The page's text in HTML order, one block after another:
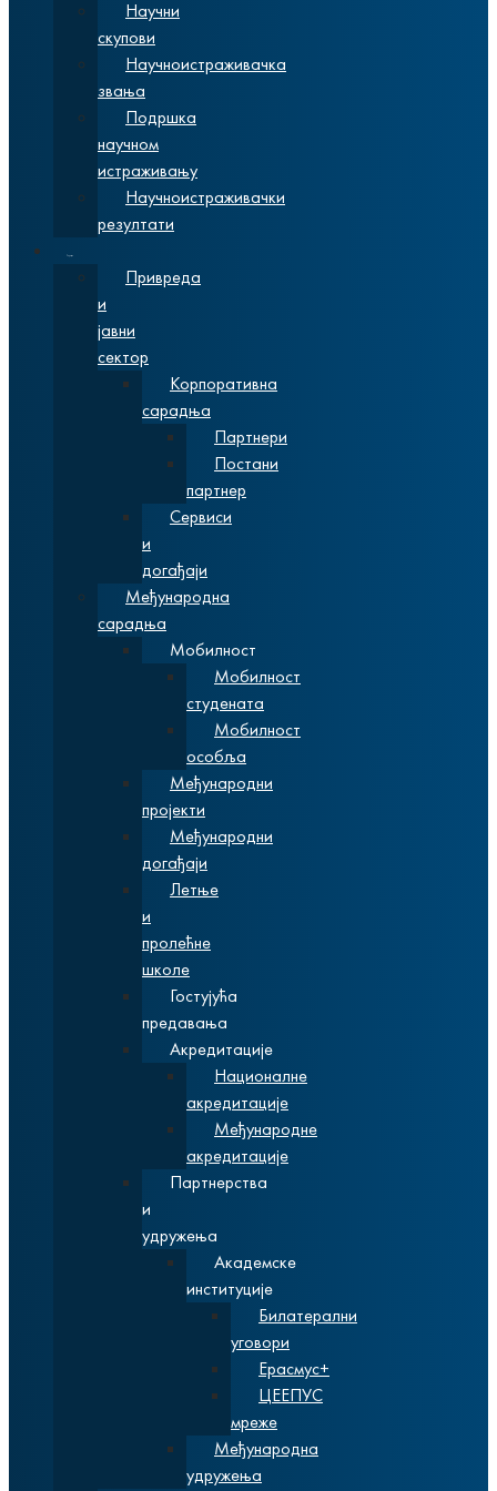
Научни
скупови
Научноистраживачка
звања
Подршка
научном
истраживању
Научноистраживачки
резултати
Привреда
и
јавни
сектор
Корпоративна
сарадња
Партнери
Постани
партнер
Сервиси
и
догађаји
Међународна
сарадња
Мобилност
Мобилност
студената
Мобилност
особља
Међународни
пројекти
Међународни
догађаји
Летње
и
пролећне
школе
Гостујућа
предавања
Акредитације
Националне
акредитације
Међународне
акредитације
Партнерства
и
удружења
Академске
институције
Билатерални
уговори
Ерасмус+
ЦЕЕПУС
мреже
Међународна
удружења